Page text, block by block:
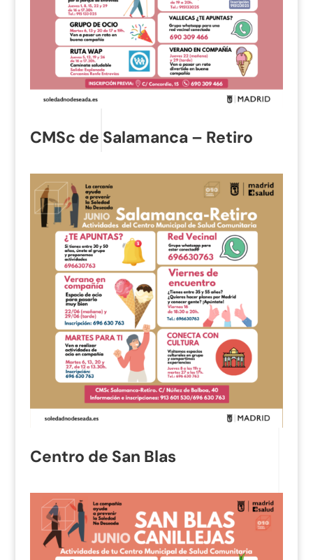
CMSc de Salamanca – Retiro
Centro de San Blas